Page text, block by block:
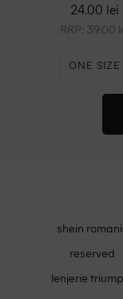
24.00 lei
RRP: 39.00
ONE SIZE
shein
reserved
lenjerie